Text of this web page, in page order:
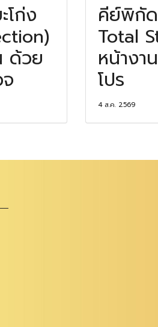
โก่ง
ด้วย
คีย์พิกั
Total
หน้างา
โปร
4 ส.ค. 2569